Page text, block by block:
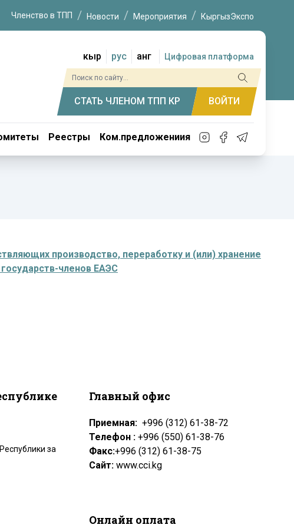
Членство в ТПП Новости Мероприятия КыргызЭкспо
кыр рус анг Цифровая платформа
СТАТЬ ЧЛЕНОМ ТПП КР ВОЙТИ
Реестры Ком.предложениия
производство, переработку и (или) хранение
членов ЕАЭС
за
Главный офис
Приемная:+996 (312) 61-38-72
Телефон :+996 (550) 61-38-76
Факс:+996 (312) 61-38-75
Сайт:www.cci.kg
Онлайн оплата